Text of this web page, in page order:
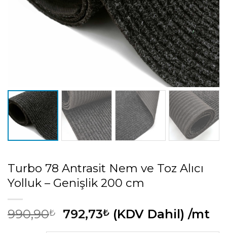
Turbo 78 Antrasit Nem ve Toz Alıcı
Yolluk – Genişlik 200 cm
990,90₺ 792,73₺ (KDV Dahil) /mt